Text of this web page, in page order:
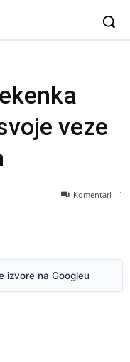
veze
Komentari 1
izvore na Googleu